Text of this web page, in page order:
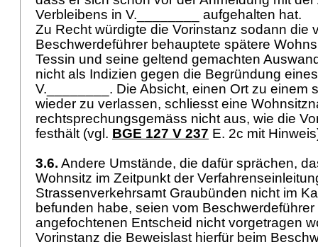
Verbleibens in V.________ aufgehalten hat.
Zu Recht würdigte die Vorinstanz sodann die
Beschwerdeführer behauptete spätere
Tessin und seine geltend gemachten
nicht als Indizien gegen die Begründung
V.________. Die Absicht, einen Ort zu einem
wieder zu verlassen, schliesst eine
rechtsprechungsgemäss nicht aus, wie die
festhält (vgl. BGE 127 V 237 E. 2c mit
3.6. Andere Umstände, die dafür sprächen,
Wohnsitz im Zeitpunkt der
Strassenverkehrsamt Graubünden nicht im
befunden habe, seien vom
angefochtenen Entscheid nicht vorgetragen
Vorinstanz die Beweislast hierfür beim